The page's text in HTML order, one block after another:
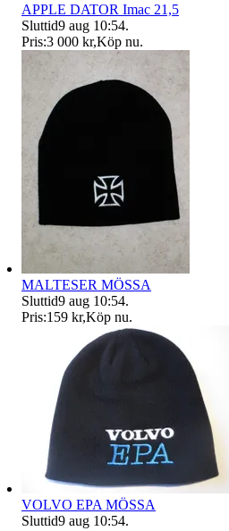
APPLE DATOR Imac 21,5
Sluttid9 aug 10:54.
Pris:3 000 kr,Köp nu.
MALTESER MÖSSA
Sluttid9 aug 10:54.
Pris:159 kr,Köp nu.
VOLVO EPA MÖSSA
Sluttid9 aug 10:54.